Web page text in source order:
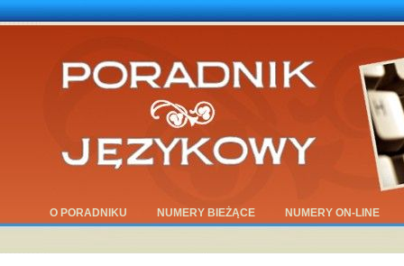
O PORADNIKU NUMERY BIEŻĄCE NUMERY ON-LINE